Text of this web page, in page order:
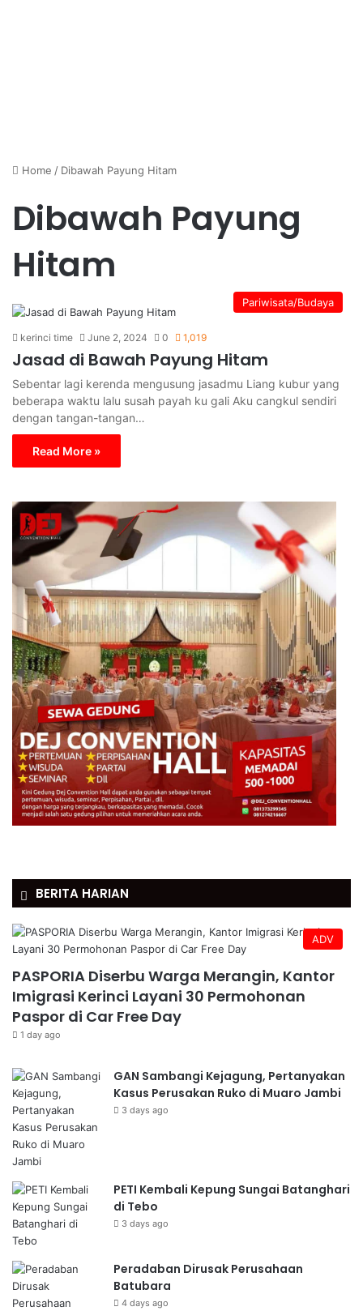
Home / Dibawah Payung Hitam
Dibawah Payung
Hitam
Pariwisata/Budaya
kerinci time June 2, 2024 0 1,019
Jasad di Bawah Payung Hitam
Sebentar lagi kerenda mengusung jasadmu Liang kubur yang
beberapa waktu lalu susah payah ku gali Aku cangkul sendiri
dengan tangan-tangan…
Read More »
BERITA HARIAN
ADV
PASPORIA Diserbu Warga Merangin, Kantor
Imigrasi Kerinci Layani 30 Permohonan
Paspor di Car Free Day
1 day ago
GAN Sambangi Kejagung, Pertanyakan
Kasus Perusakan Ruko di Muaro Jambi
3 days ago
PETI Kembali Kepung Sungai Batanghari
di Tebo
3 days ago
Peradaban Dirusak Perusahaan
Batubara
4 days ago